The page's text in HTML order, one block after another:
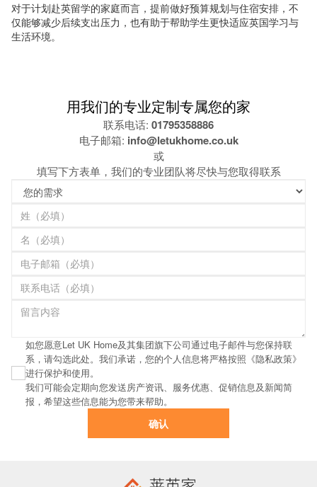
对于计划赴英留学的家庭而言，提前做好预算规划与住宿安排，不
仅能够减少后续支出压力，也有助于帮助学生更快适应英国学习与
生活环境。
用我们的专业定制专属您的家
联系电话: 01795358886
电子邮箱: info@letukhome.co.uk
或
填写下方表单，我们的专业团队将尽快与您取得联系
如您愿意Let UK Home及其集团旗下公司通过电子邮件与您保持联
系，请勾选此处。我们承诺，您的个人信息将严格按照《隐私政策》
进行保护和使用。
我们可能会定期向您发送房产资讯、服务优惠、促销信息及新闻简
报，希望这些信息能为您带来帮助。
确认